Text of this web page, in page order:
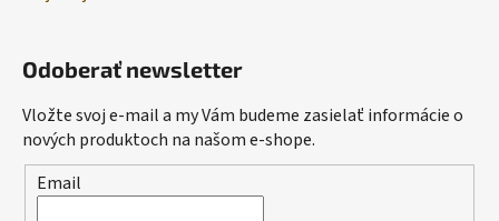
Odoberať newsletter
Vložte svoj e-mail a my Vám budeme zasielať informácie o
nových produktoch na našom e-shope.
Email